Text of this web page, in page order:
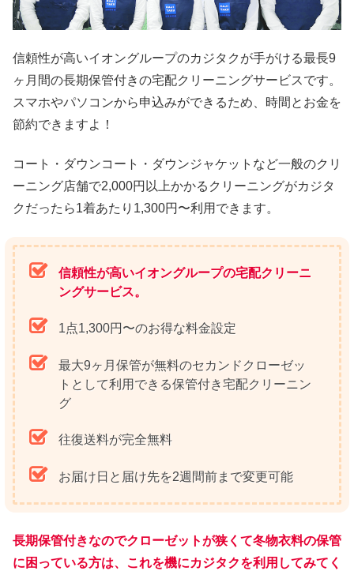
信頼性が高いイオングループのカジタクが手がける最長9
ヶ月間の長期保管付きの宅配クリーニングサービスです。
スマホやパソコンから申込みができるため、時間とお金を
節約できますよ！
コート・ダウンコート・ダウンジャケットなど一般のクリ
ーニング店舗で2,000円以上かかるクリーニングがカジタ
クだったら1着あたり1,300円〜利用できます。
信頼性が高いイオングループの宅配クリーニ
ングサービス。
1点1,300円〜のお得な料金設定
最大9ヶ月保管が無料のセカンドクローゼッ
トとして利用できる保管付き宅配クリーニン
グ
往復送料が完全無料
お届け日と届け先を2週間前まで変更可能
長期保管付きなのでクローゼットが狭くて冬物衣料の保管
に困っている方は、これを機にカジタクを利用してみてく